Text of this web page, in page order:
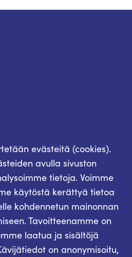
evästeitä (cookies).
avulla sivuston
tietoja. Voimme
käytöstä kerättyä tietoa
kohdennetun mainonnan
Tavoitteenamme on
laatua ja sisältöjä
on anonymisoitu,